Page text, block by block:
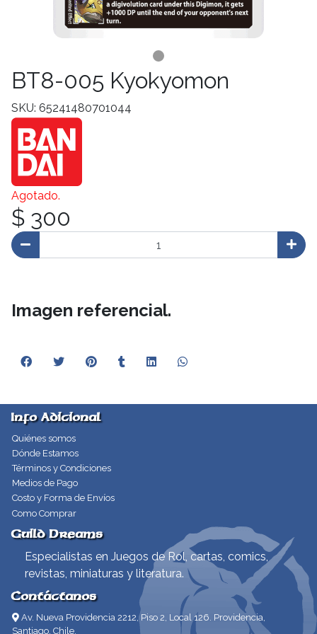
BT8-005 Kyokyomon
SKU: 65241480701044
Agotado.
$ 300
Imagen referencial.
Info Adicional
Quiénes somos
Dónde Estamos
Términos y Condiciones
Medios de Pago
Costo y Forma de Envíos
Como Comprar
Guild Dreams
Especialistas en Juegos de Rol, cartas, comics,
revistas, miniaturas y literatura.
Contáctanos
Av. Nueva Providencia 2212, Piso 2, Local 126. Providencia,
Santiago, Chile.